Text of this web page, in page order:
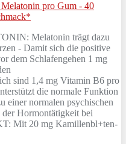
pro Gum - 40
Melatonin trägt dazu
- Damit sich die positive
dem Schlafengehen 1 mg
sind 1,4 mg Vitamin B6 pro
die normale Funktion
einer normalen psychischen
Hormontätigkeit bei
Mit 20 mg Kamillenbl+ten-